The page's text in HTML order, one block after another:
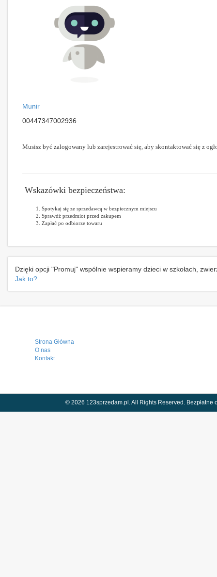
Munir
00447347002936
Musisz być zalogowany lub zarejestrować się, aby skontaktować się z
Wskazówki bezpieczeństwa:
Spotykaj się ze sprzedawcą w bezpiecznym miejscu
Sprawdż przedmiot przed zakupem
Zapłać po odbiorze towaru
Dzięki opcji "Promuj" wspólnie wspieramy dzieci w szkołach,
Jak to?
Strona Główna
O nas
Kontakt
© 2026 123sprzedam.pl. All Rights Reserved. Bezpłatne